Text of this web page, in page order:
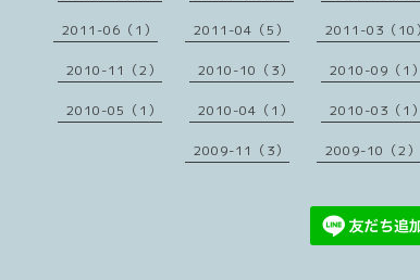
2011-06（1） 2011-04（5） 2011-03（10）
2010-11（2） 2010-10（3） 2010-09（1）
2010-05（1） 2010-04（1） 2010-03（1）
2009-11（3） 2009-10（2）